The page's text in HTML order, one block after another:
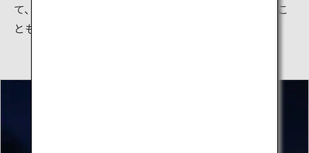
て、自分でデザインした花火をスクリーンに映しだすこ
とも。